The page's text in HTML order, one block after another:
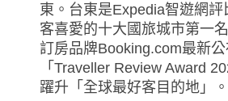
東。台東是Expedia智遊網評
客喜愛的十大國旅城市第一
訂房品牌Booking.com最新公
「Traveller Review Award
躍升「全球最好客目的地」。